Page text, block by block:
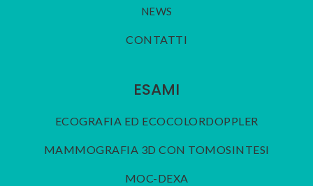
NEWS
CONTATTI
ESAMI
ECOGRAFIA ED ECOCOLORDOPPLER
MAMMOGRAFIA 3D CON TOMOSINTESI
MOC-DEXA